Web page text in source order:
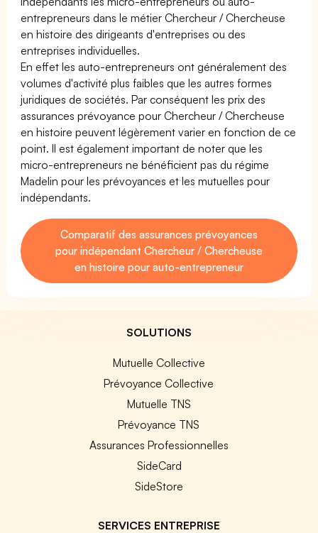
entrepreneurs dans le métier Chercheur / Chercheuse
en histoire des dirigeants d'entreprises ou des
entreprises individuelles.
En effet les auto-entrepreneurs ont généralement des
volumes d'activité plus faibles que les autres formes
juridiques de sociétés. Par conséquent les prix des
assurances prévoyance pour Chercheur / Chercheuse
en histoire peuvent légèrement varier en fonction de ce
point. Il est également important de noter que les
micro-entrepreneurs ne bénéficient pas du régime
Madelin pour les prévoyances et les mutuelles pour
indépendants.
Comparatif des assurances prévoyances
pour indépendant Chercheur / Chercheuse
en histoire pour auto-entrepreneur
SOLUTIONS
Mutuelle Collective
Prévoyance Collective
Mutuelle TNS
Prévoyance TNS
Assurances Professionnelles
SideCard
SideStore
SERVICES ENTREPRISE